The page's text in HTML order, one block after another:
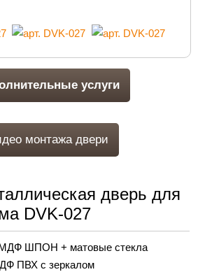
услуги
монтажа двери
дверь для
DVK-027
ШПОН + матовые стекла
ПВХ с зеркалом